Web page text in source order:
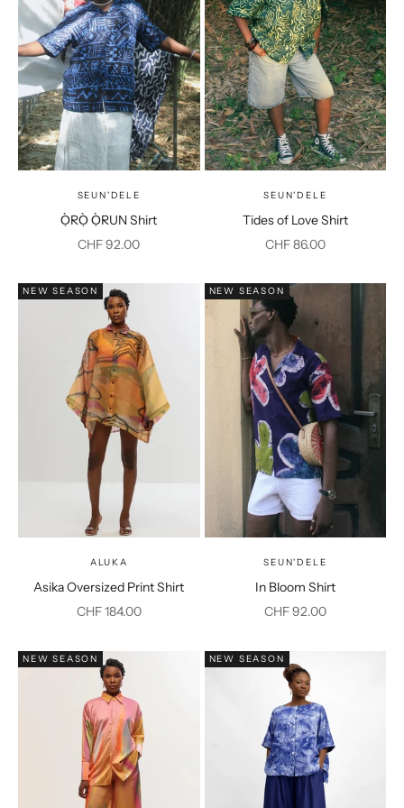
SEUN'DELE
Ọ̀RỌ̀ Ọ̀RUN Shirt
Prix de vente
CHF 92.00
SEUN'DELE
Tides of Love Shirt
Prix de vente
CHF 86.00
NEW SEASON
ALUKA
Asika Oversized Print Shirt
Prix de vente
CHF 184.00
NEW SEASON
SEUN'DELE
In Bloom Shirt
Prix de vente
CHF 92.00
NEW SEASON NEW SEASON